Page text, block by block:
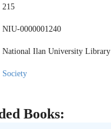
215
NIU-0000001240
National Ilan University Library
Society
Books: